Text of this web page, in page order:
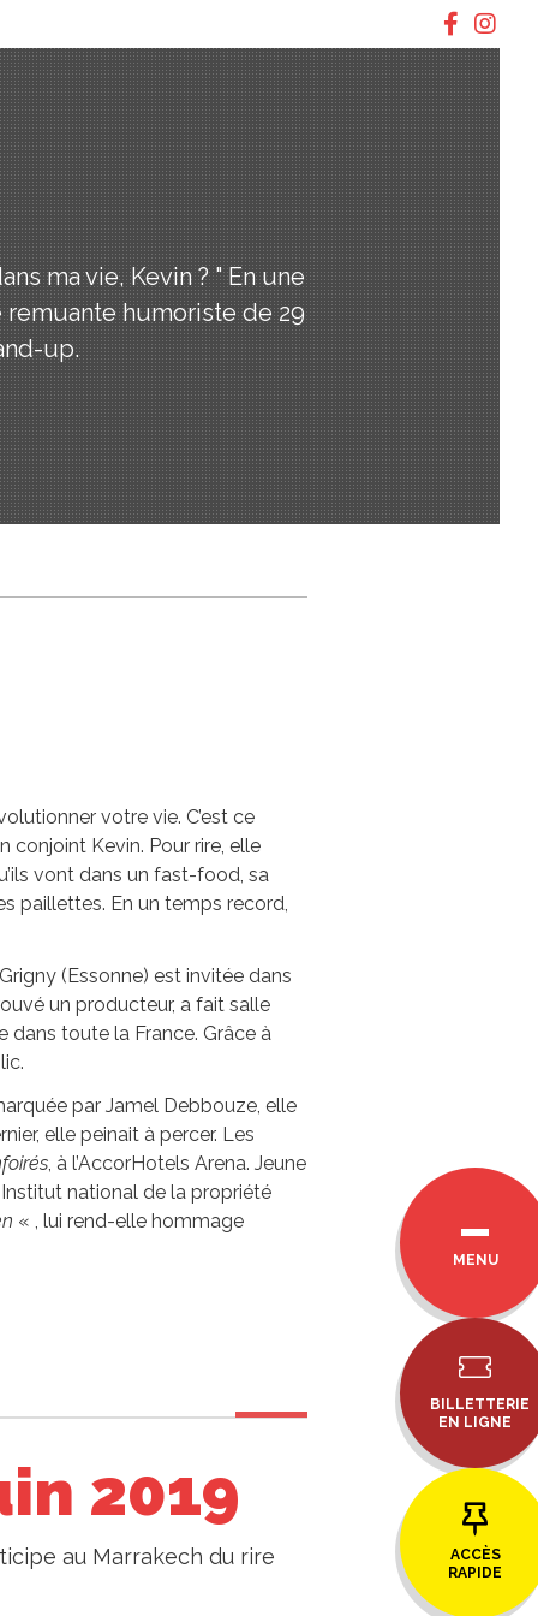
ma vie, Kevin ? " En une
humoriste de 29
up.
votre vie. C’est ce
conjoint Kevin. Pour rire, elle
vont dans un fast-food, sa
paillettes. En un temps record,
(Essonne) est invitée dans
un producteur, a fait salle
dans toute la France. Grâce à
par Jamel Debbouze, elle
elle peinait à percer. Les
, à l’AccorHotels Arena. Jeune
national de la propriété
« , lui rend-elle hommage
2019
au Marrakech du rire
MENU
BILLETTERIE
EN LIGNE
ACCÈS
RAPIDE